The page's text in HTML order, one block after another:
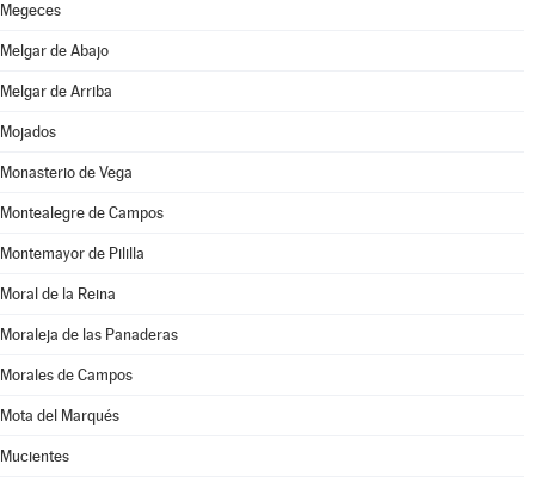
Megeces
Melgar de Abajo
Melgar de Arriba
Mojados
Monasterio de Vega
Montealegre de Campos
Montemayor de Pililla
Moral de la Reina
Moraleja de las Panaderas
Morales de Campos
Mota del Marqués
Mucientes